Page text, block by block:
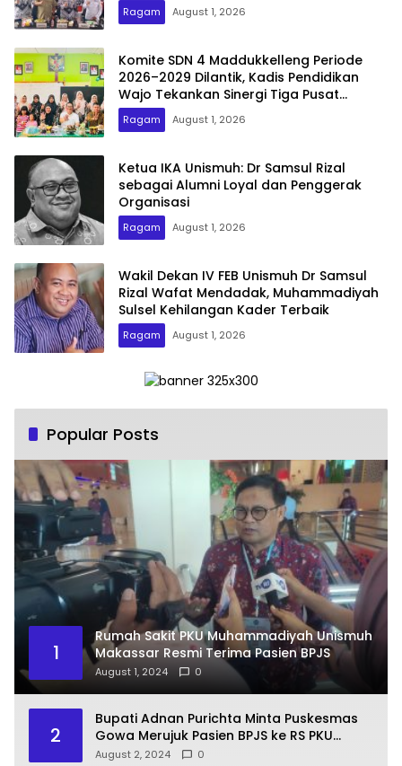
Ragam August 1, 2026
Komite SDN 4 Maddukkelleng Periode
2026–2029 Dilantik, Kadis Pendidikan
Wajo Tekankan Sinergi Tiga Pusat
Pendidikan
Ragam August 1, 2026
Ketua IKA Unismuh: Dr Samsul Rizal
sebagai Alumni Loyal dan Penggerak
Organisasi
Ragam August 1, 2026
Wakil Dekan IV FEB Unismuh Dr Samsul
Rizal Wafat Mendadak, Muhammadiyah
Sulsel Kehilangan Kader Terbaik
Ragam August 1, 2026
Popular Posts
1
Rumah Sakit PKU Muhammadiyah Unismuh
Makassar Resmi Terima Pasien BPJS
August 1, 2024 0
2
Bupati Adnan Purichta Minta Puskesmas
Gowa Merujuk Pasien BPJS ke RS PKU
Muhammadiyah Unismuh Makassar
August 2, 2024 0